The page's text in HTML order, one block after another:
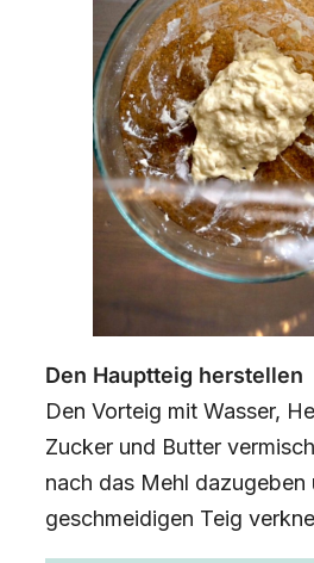
Den Hauptteig herstellen
Den Vorteig mit Wasser,
Zucker und Butter
nach das Mehl dazugeben
geschmeidigen Teig